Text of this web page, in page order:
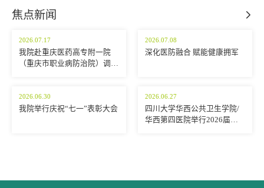
焦点新闻 
2026.07.17
我院赴重庆医药高专附一院
（重庆市职业病防治院）调研
2026.07.08
深化医防融合 赋能健康拥军
2026.06.30
我院举行庆祝“七一”表彰大会
2026.06.27
四川大学华西公共卫生学院/
华西第四医院举行2026届学